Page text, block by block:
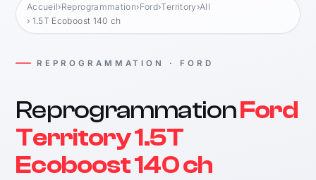
Accueil›Reprogrammation›Ford›Territory ›All
› 1.5T Ecoboost 140 ch
REPROGRAMMATION · FORD
ReprogrammationFord
Territory 1.5T
Ecoboost 140 ch